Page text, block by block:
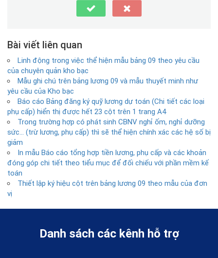
Bài viết liên quan
Linh động trong việc thể hiện mẫu bảng 09 theo yêu cầu
của chuyên quản kho bạc
Mẫu ghi chú trên bảng lương 09 và mẫu thuyết minh như
yêu cầu của Kho bạc
Báo cáo Bảng đăng ký quỹ lương dự toán (Chi tiết các loại
phụ cấp) hiển thị được hết 23 cột trên 1 trang A4
Trong trường hợp có phát sinh CBNV nghỉ ốm, nghỉ dưỡng
sức… (trừ lương, phụ cấp) thì sẽ thể hiện chính xác các hệ số bị
giảm
In mẫu Báo cáo tổng hợp tiền lương, phụ cấp và các khoản
đóng góp chi tiết theo tiểu mục để đối chiếu với phần mềm kế
toán
Thiết lập ký hiệu cột trên bảng lương 09 theo mẫu của đơn
vị
Danh sách các kênh hỗ trợ